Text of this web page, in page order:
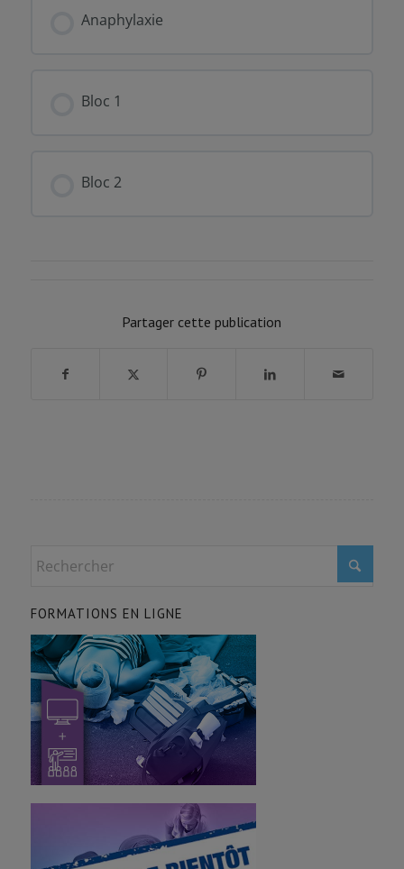
Anaphylaxie
0% COMPLÉTÉ
Bloc 1
0% COMPLÉTÉ
Bloc 2
Partager cette publication
FORMATIONS EN LIGNE